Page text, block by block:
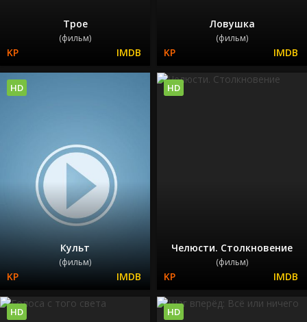
Трое
(фильм)
Ловушка
(фильм)
Культ
(фильм)
HD
Челюсти. Столкновение
(фильм)
HD
HD HD